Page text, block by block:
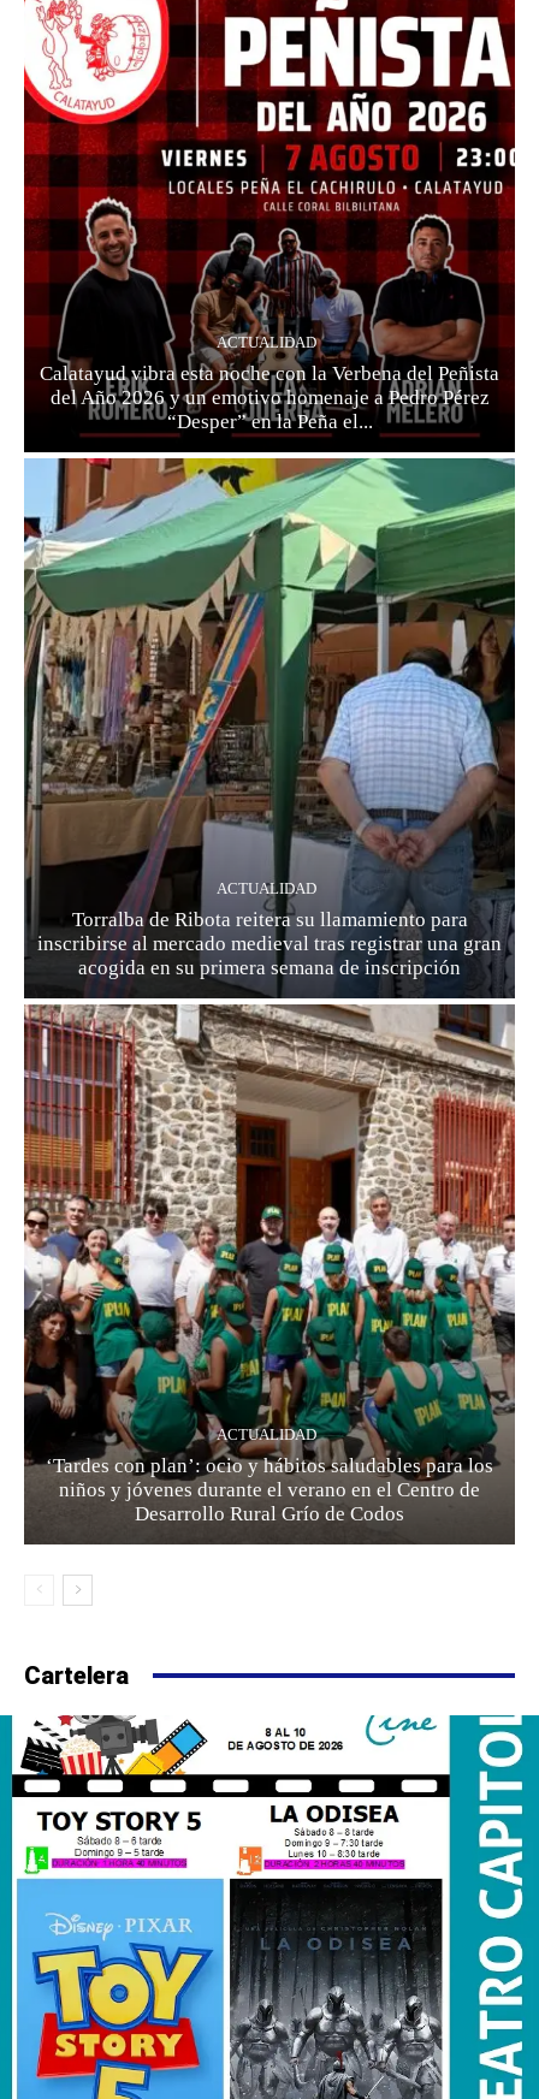
ACTUALIDAD
Calatayud vibra esta noche con la Verbena del Peñista
del Año 2026 y un emotivo homenaje a Pedro Pérez
“Desper” en la Peña el...
ACTUALIDAD
Torralba de Ribota reitera su llamamiento para
inscribirse al mercado medieval tras registrar una gran
acogida en su primera semana de inscripción
ACTUALIDAD
‘Tardes con plan’: ocio y hábitos saludables para los
niños y jóvenes durante el verano en el Centro de
Desarrollo Rural Grío de Codos
Cartelera